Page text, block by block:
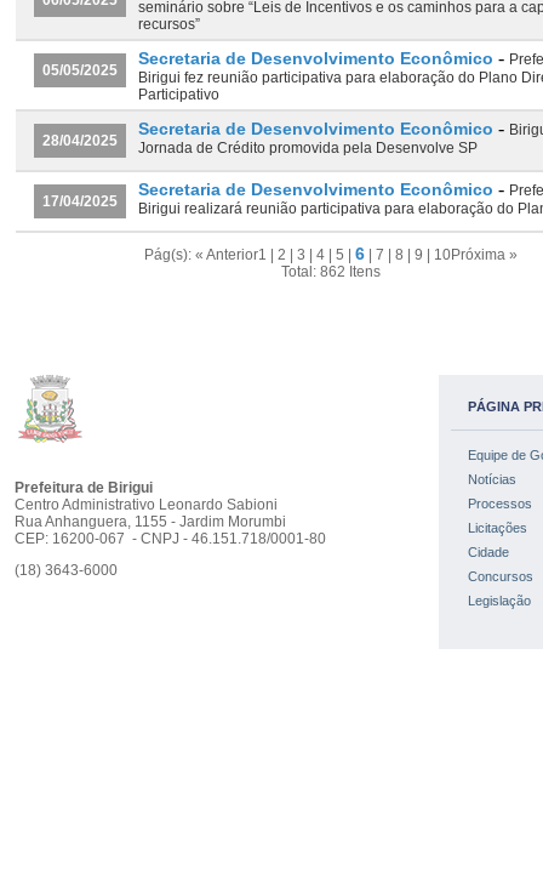
seminário sobre “Leis de Incentivos e os caminhos para a
recursos”
05/05/2025
Secretaria de Desenvolvimento Econômico -
Birigui fez reunião participativa para elaboração do Plano
Participativo
28/04/2025
Secretaria de Desenvolvimento Econômico -
Jornada de Crédito promovida pela Desenvolve SP
17/04/2025
Secretaria de Desenvolvimento Econômico -
Birigui realizará reunião participativa para elaboração do
Pág(s): « Anterior1 2 3 4 5 6 7 8 9 10Próxima »
Total: 862 Itens
Prefeitura de Birigui
Centro Administrativo Leonardo Sabioni
Rua Anhanguera, 1155 - Jardim Morumbi
CEP: 16200-067 - CNPJ - 46.151.718/0001-80
(18) 3643-6000
PÁGINA
Equipe de
Notícias
Processos
Licitações
Cidade
Concursos
Legislação